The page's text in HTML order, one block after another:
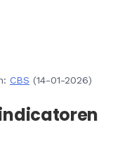
CBS (14-01-2026)